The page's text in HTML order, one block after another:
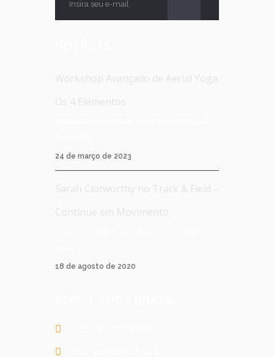
24 de março de 2023
18 de agosto de 2020